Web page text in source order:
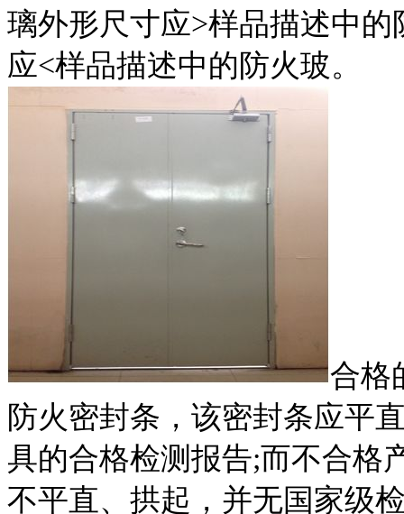
璃外形尺寸应>样品描述中
应<样品描述中的防火玻。
合格
防火密封条，该密封条应平
具的合格检测报告;而不合格
不平直、拱起，并无国家级